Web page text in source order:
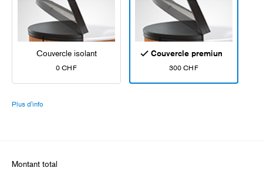
Couvercle isolant
0 CHF
Couvercle premium
300 CHF
Plus d'info
Montant total